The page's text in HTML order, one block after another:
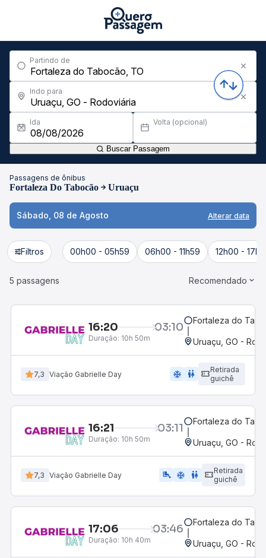
Partindo de
Indo para
Ida Volta (opcional)
Buscar Passagem
Passagens de ônibus
Fortaleza Do Tabocão Uruaçu
Sábado, 08 de Agosto Alterar data
Filtros 00h00 - 05h59 06h00 - 11h59 12h00 -
5 passagens Recomendado
16:20 03:10
Duração: 10h 50m
Fortaleza do
Uruaçu, GO -
7,3 Viação Gabrielle Day ac_unit wc
Retirada
guichê
16:21 03:11
Duração: 10h 50m
Fortaleza do
Uruaçu, GO -
7,3 Viação Gabrielle Day airline_seat_legroom_extra ac_unit wc
Retirada
guichê
17:06 03:46
Duração: 10h 40m
Fortaleza do
Uruaçu, GO -